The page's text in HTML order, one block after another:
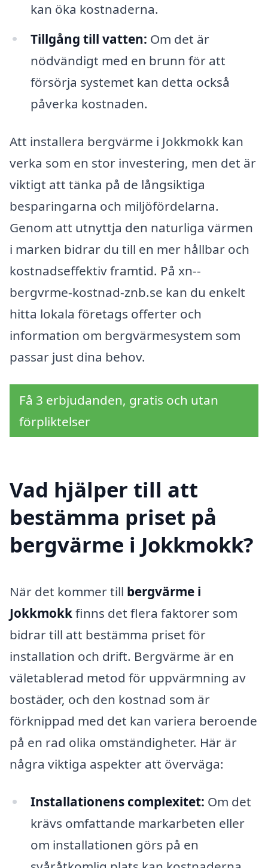
kan öka kostnaderna.
Tillgång till vatten: Om det är
nödvändigt med en brunn för att
försörja systemet kan detta också
påverka kostnaden.
Att installera bergvärme i Jokkmokk kan
verka som en stor investering, men det är
viktigt att tänka på de långsiktiga
besparingarna och miljöfördelarna.
Genom att utnyttja den naturliga värmen
i marken bidrar du till en mer hållbar och
kostnadseffektiv framtid. På xn--
bergvrme-kostnad-znb.se kan du enkelt
hitta lokala företags offerter och
information om bergvärmesystem som
passar just dina behov.
Få 3 erbjudanden, gratis och utan
förpliktelser
Vad hjälper till att
bestämma priset på
bergvärme i Jokkmokk?
När det kommer till bergvärme i
Jokkmokkfinns det flera faktorer som
bidrar till att bestämma priset för
installation och drift. Bergvärme är en
väletablerad metod för uppvärmning av
bostäder, och den kostnad som är
förknippad med det kan variera beroende
på en rad olika omständigheter. Här är
några viktiga aspekter att överväga:
Installationens complexitet: Om det
krävs omfattande markarbeten eller
om installationen görs på en